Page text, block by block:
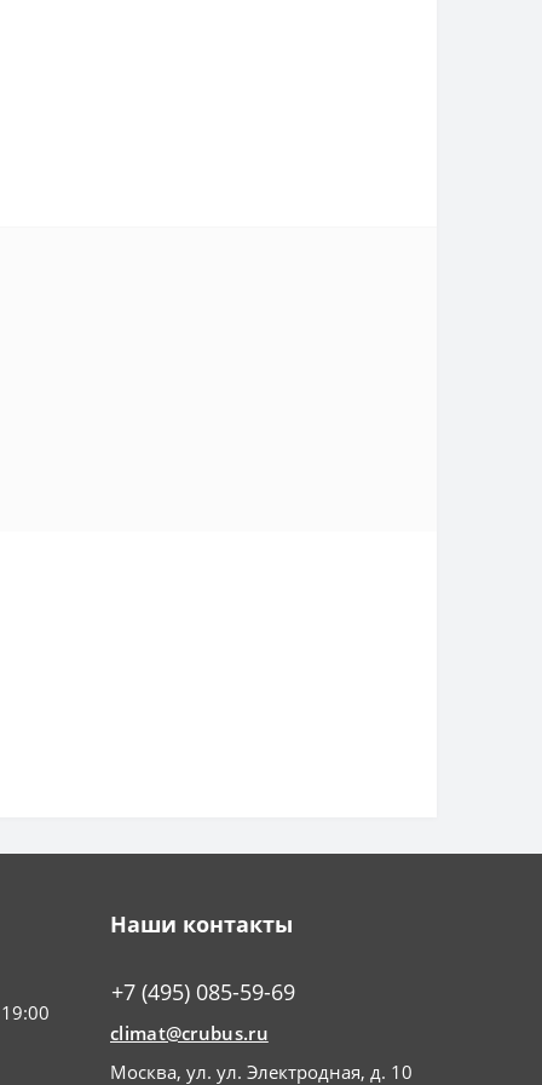
Наши контакты
+7 (495) 085-59-69
climat@crubus.ru
Москва, ул. ул. Электродная, д. 10